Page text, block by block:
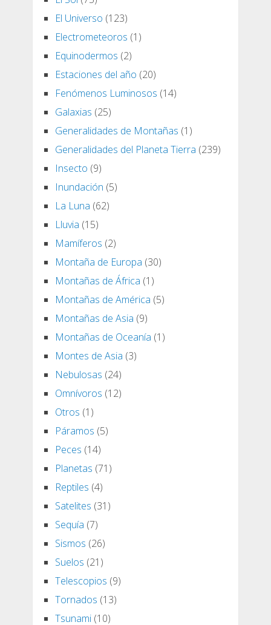
El Universo (123)
Electrometeoros (1)
Equinodermos (2)
Estaciones del año (20)
Fenómenos Luminosos (14)
Galaxias (25)
Generalidades de Montañas (1)
Generalidades del Planeta Tierra (239)
Insecto (9)
Inundación (5)
La Luna (62)
Lluvia (15)
Mamíferos (2)
Montaña de Europa (30)
Montañas de África (1)
Montañas de América (5)
Montañas de Asia (9)
Montañas de Oceanía (1)
Montes de Asia (3)
Nebulosas (24)
Omnívoros (12)
Otros (1)
Páramos (5)
Peces (14)
Planetas (71)
Reptiles (4)
Satelites (31)
Sequía (7)
Sismos (26)
Suelos (21)
Telescopios (9)
Tornados (13)
Tsunami(10)